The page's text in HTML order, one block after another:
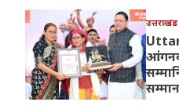
उत्तराखंड